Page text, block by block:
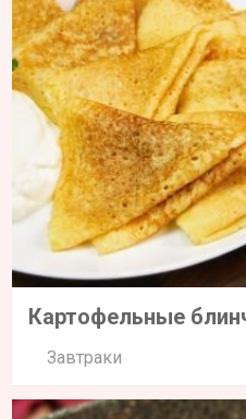
Картофельные
Завтраки